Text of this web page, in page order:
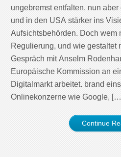
ungebremst entfalten, nun
und in den USA stärker ins
Aufsichtsbehörden. Doch wem
Regulierung, und wie gestaltet
Gespräch mit Anselm
Europäische Kommission an
Digitalmarkt arbeitet. brand
Onlinekonzerne wie Google,
Continue